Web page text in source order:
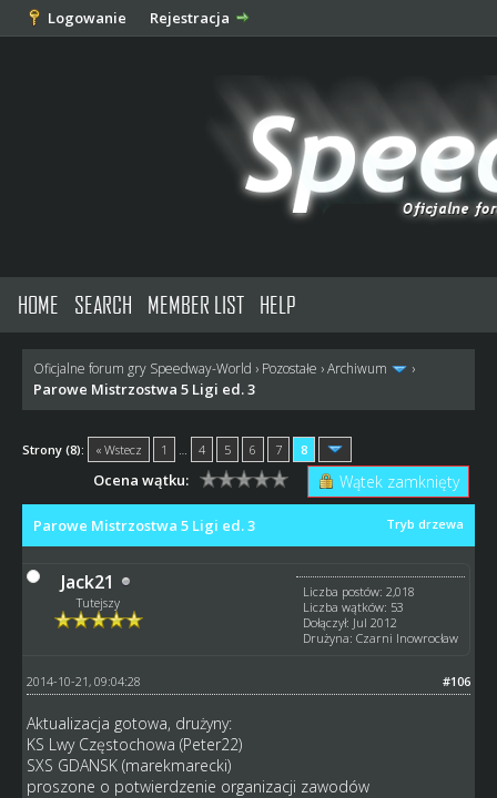
Logowanie Rejestracja
HOME SEARCH MEMBER LIST HELP
Oficjalne forum gry Speedway-World › Pozostałe ›Archiwum ›
Parowe Mistrzostwa 5 Ligi ed. 3
Strony (8): « Wstecz 1 4 5 6 7 8
Wątek zamknięty
Ocena wątku:
Tryb drzewa
Parowe Mistrzostwa 5 Ligi ed. 3
Jack21
Tutejszy
Liczba postów: 2,018
Liczba wątków: 53
Dołączył: Jul 2012
Drużyna: Czarni Inowrocław
#106
2014-10-21, 09:04:28
Aktualizacja gotowa, drużyny:
KS Lwy Częstochowa (Peter22)
SXS GDANSK (marekmarecki)
proszone o potwierdzenie organizacji zawodów